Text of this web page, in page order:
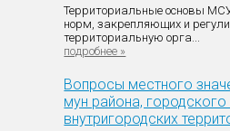
Территориальные основы МСУ
норм, закрепляющих и
территориальную орга...
подробнее »
Вопросы местного
мун района, городского
внутригородских